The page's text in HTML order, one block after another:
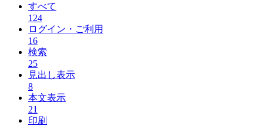
すべて
124
ログイン・ご利用
16
検索
25
見出し表示
8
本文表示
21
印刷